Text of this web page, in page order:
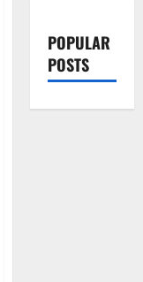
POPULAR
POSTS